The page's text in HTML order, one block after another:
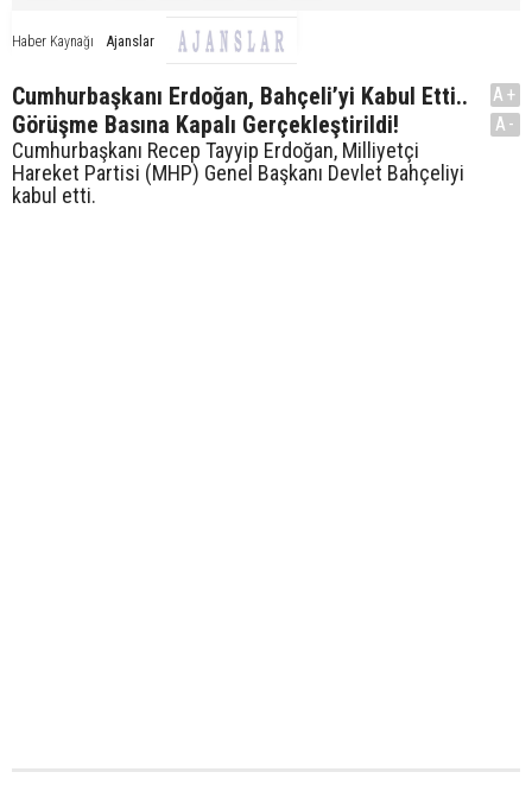
Haber Kaynağı Ajanslar
Cumhurbaşkanı Erdoğan, Bahçeli’yi Kabul Etti..
Görüşme Basına Kapalı Gerçekleştirildi!
Cumhurbaşkanı Recep Tayyip Erdoğan, Milliyetçi
Hareket Partisi (MHP) Genel Başkanı Devlet Bahçeliyi
kabul etti.
A+
A-